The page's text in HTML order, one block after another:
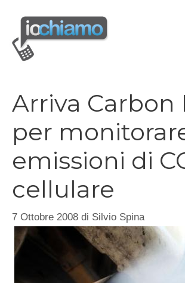
contenuto
Arriva Carbon
per
emissioni di
cellulare
7 Ottobre 2008 di Silvio Spina